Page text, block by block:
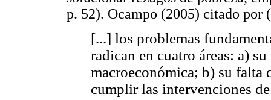
p. 52). Ocampo (2005) citado por
[...] los problemas
radican en cuatro áreas: a)
macroeconómica; b) su falta
cumplir las intervenciones